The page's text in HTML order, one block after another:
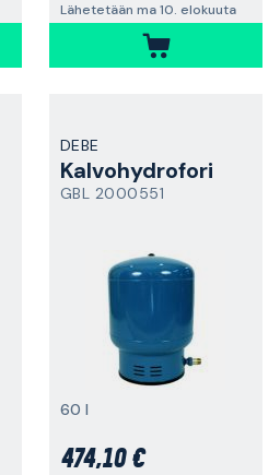
Lähetetään ma 10. elokuuta
DEBE
Kalvohydrofori
GBL 2000551
60 l
474,10 €